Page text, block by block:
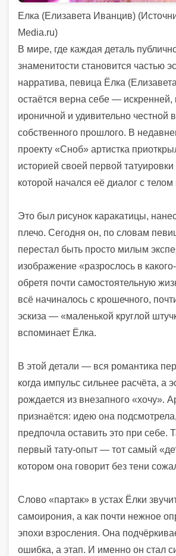
Елка (Елизавета Иванцив)
Media.ru)
В мире, где каждая деталь
знаменитости становится частью
нарратива, певица Ёлка
остаётся верна себе — искренней,
ироничной и удивительно честной
собственного прошлого. В
проекту «Сноб» артистка
историей своей первой
которой начался её диалог с телом
Это был рисунок каракатицы,
плечо. Сегодня он, по словам
перестал быть просто милым
изображение «разрослось в
обретя почти самостоятельную
всё начиналось с крошечного,
эскиза — «маленькой круглой
вспоминает Ёлка.
В этой детали — вся романтика
когда импульс сильнее расчёта, а
рождается из внезапного «хочу».
признаётся: идею она
предпочла оставить это при себе.
первый тату-опыт — тот самый
котором она говорит без тени
Слово «партак» в устах Ёлки
самоирония, а как почти нежное
эпохи взросления. Она
ошибка, а этап. И именно он стал